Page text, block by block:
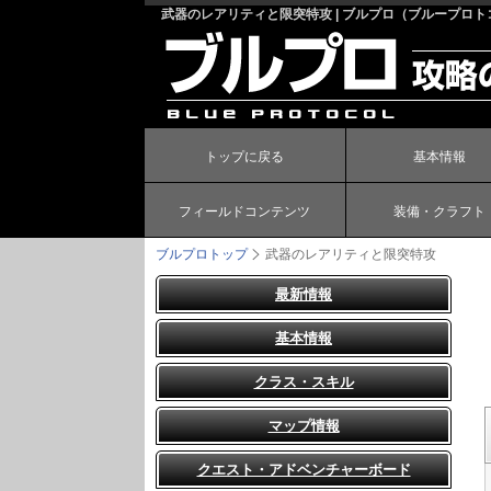
武器のレアリティと限突特攻 | ブルプロ（ブループロト
トップに戻る 基本情報
フィールドコンテンツ 装備・クラフト
ブルプロトップ 武器のレアリティと限突特攻
最新情報
基本情報
クラス・スキル
マップ情報
クエスト・アドベンチャーボード